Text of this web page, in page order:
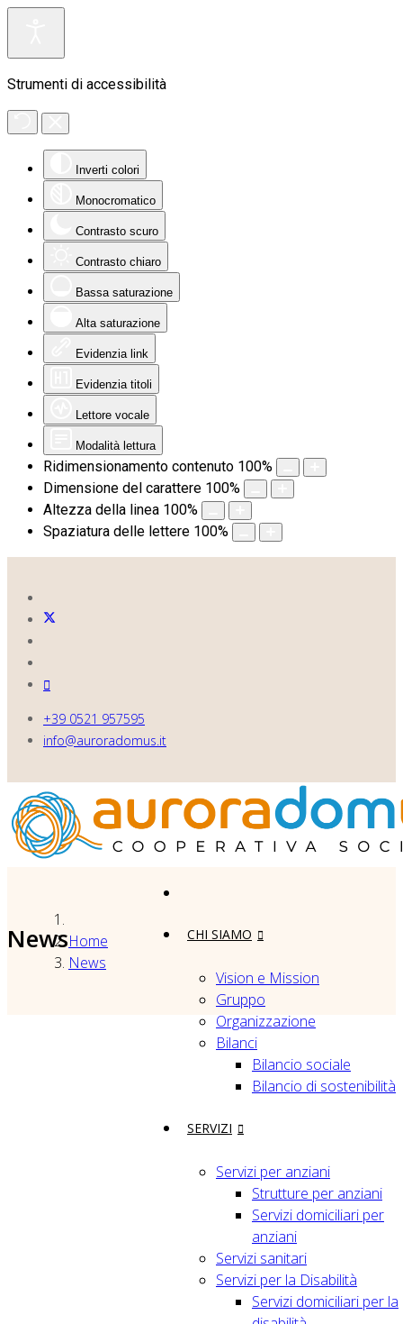
Strumenti di accessibilità
Inverti colori
Monocromatico
Contrasto scuro
Contrasto chiaro
Bassa saturazione
Alta saturazione
Evidenzia link
Evidenzia titoli
Lettore vocale
Modalità lettura
Ridimensionamento contenuto 100%
Dimensione del carattere 100%
Altezza della linea 100%
Spaziatura delle lettere 100%
+39 0521 957595
info@auroradomus.it
CHI SIAMO
Vision e Mission
Gruppo
Organizzazione
Bilanci
Bilancio sociale
Bilancio di sostenibilità
SERVIZI
Servizi per anziani
Strutture per anziani
Servizi domiciliari per
anziani
Servizi sanitari
Servizi per la Disabilità
Servizi domiciliari per la
NewsHome
News